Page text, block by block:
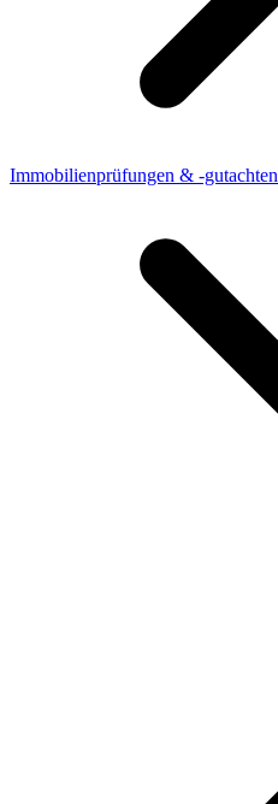
Immobilienprüfungen & -gutachten